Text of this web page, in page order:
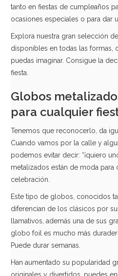
tanto en fiestas de cumpleaños
ocasiones especiales o para dar
Explora nuestra gran selección
disponibles en todas las formas,
puedas imaginar. Consigue la
fiesta.
Globos
para cualquier
Tenemos que reconocerlo, da
Cuando vamos por la calle y
podemos evitar decir: “¡quiero
metalizados están de moda para
celebración.
Este tipo de globos, conocidos
diferencian de los clásicos por
llamativos, además una de sus
globo foil es mucho más
Puede durar semanas.
Han aumentado su popularidad